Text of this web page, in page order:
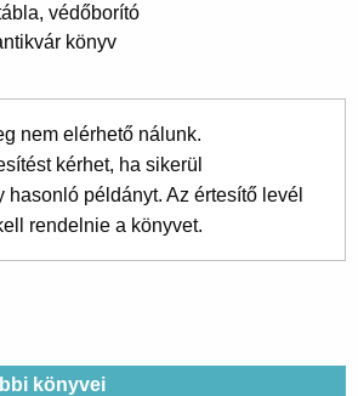
védőborító
könyv
nem elérhető nálunk.
kérhet, ha sikerül
hasonló példányt. Az értesítő levél
rendelnie a könyvet.
könyvei